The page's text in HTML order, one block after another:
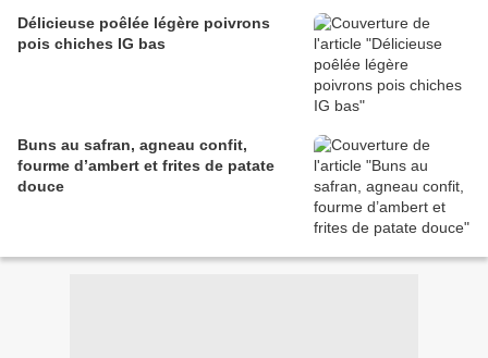
Délicieuse poêlée légère poivrons
pois chiches IG bas
Buns au safran, agneau confit,
fourme d’ambert et frites de patate
douce